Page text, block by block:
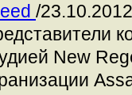
/
New